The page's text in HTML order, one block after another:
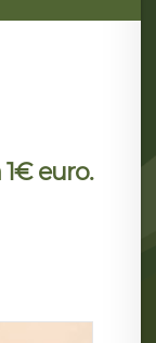
euro.